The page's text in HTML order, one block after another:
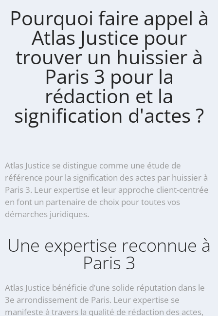
Pourquoi faire appel à
Atlas Justice pour
trouver un huissier à
Paris 3 pour la
rédaction et la
signification d'actes ?
Atlas Justice se distingue comme une étude de
référence pour la signification des actes par huissier à
Paris 3. Leur expertise et leur approche client-centrée
en font un partenaire de choix pour toutes vos
démarches juridiques.
Une expertise reconnue à
Paris 3
Atlas Justice bénéficie d’une solide réputation dans le
3e arrondissement de Paris. Leur expertise se
manifeste à travers la qualité de rédaction des actes,